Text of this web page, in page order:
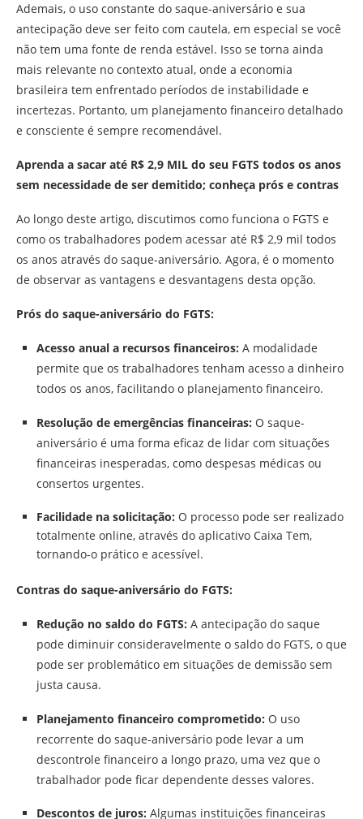
Ademais, o uso constante do saque-aniversário e sua
antecipação deve ser feito com cautela, em especial se você
não tem uma fonte de renda estável. Isso se torna ainda
mais relevante no contexto atual, onde a economia
brasileira tem enfrentado períodos de instabilidade e
incertezas. Portanto, um planejamento financeiro detalhado
e consciente é sempre recomendável.
Aprenda a sacar até R$ 2,9 MIL do seu FGTS todos os anos
sem necessidade de ser demitido; conheça prós e contras
Ao longo deste artigo, discutimos como funciona o FGTS e
como os trabalhadores podem acessar até R$ 2,9 mil todos
os anos através do saque-aniversário. Agora, é o momento
de observar as vantagens e desvantagens desta opção.
Prós do saque-aniversário do FGTS:
Acesso anual a recursos financeiros: A modalidade
permite que os trabalhadores tenham acesso a dinheiro
todos os anos, facilitando o planejamento financeiro.
Resolução de emergências financeiras: O saque-
aniversário é uma forma eficaz de lidar com situações
financeiras inesperadas, como despesas médicas ou
consertos urgentes.
Facilidade na solicitação: O processo pode ser realizado
totalmente online, através do aplicativo Caixa Tem,
tornando-o prático e acessível.
Contras do saque-aniversário do FGTS:
Redução no saldo do FGTS: A antecipação do saque
pode diminuir consideravelmente o saldo do FGTS, o que
pode ser problemático em situações de demissão sem
justa causa.
Planejamento financeiro comprometido: O uso
recorrente do saque-aniversário pode levar a um
descontrole financeiro a longo prazo, uma vez que o
trabalhador pode ficar dependente desses valores.
Descontos de juros: Algumas instituições financeiras